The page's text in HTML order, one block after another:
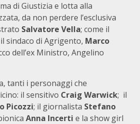
di Giustizia e lotta alla
da non perdere l’esclusiva
Salvatore Vella; come il
sindaco di Agrigento, Marco
dell’ex Ministro, Angelino
tanti i personaggi che
il sensitivo Craig Warwick; il
Picozzi; il giornalista Stefano
Anna Incerti e la show girl